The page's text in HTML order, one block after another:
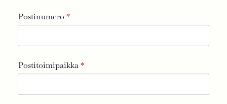
Postinumero *
Postitoimipaikka*